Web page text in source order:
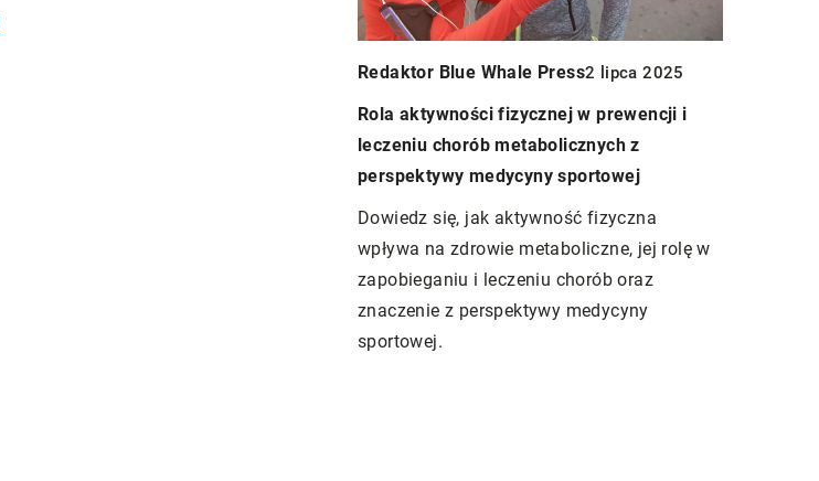
Redaktor Blue Whale Press2 lipca 2025
Rola aktywności fizycznej w prewencji i
leczeniu chorób metabolicznych z
perspektywy medycyny sportowej
Dowiedz się, jak aktywność fizyczna
wpływa na zdrowie metaboliczne, jej rolę w
zapobieganiu i leczeniu chorób oraz
znaczenie z perspektywy medycyny
sportowej.